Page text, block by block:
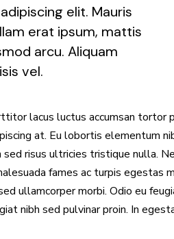
elit. Mauris
erat ipsum, mattis
arcu. Aliquam
vel.
lacus luctus accumsan tortor
at. Eu lobortis elementum
risus ultricies tristique nulla.
fames ac turpis egestas
ullamcorper morbi. Odio eu
nibh sed pulvinar proin. In